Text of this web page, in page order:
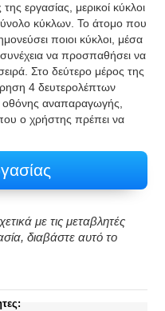
εργασίας, μερικοί κύκλοι
κύκλων. Το άτομο που
ποιοι κύκλοι, μέσα
να προσπαθήσει να
Στο δεύτερο μέρος της
4 δευτερολέπτων
οθόνης αναπαραγωγής,
ο χρήστης πρέπει να
με τις μεταβλητές
διαβάστε αυτό το